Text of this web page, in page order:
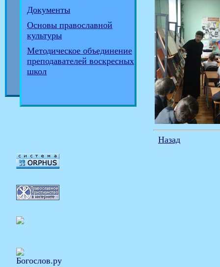
Документы
Основы православной
культуры
Методическое объединение
преподавателей воскресных
школ
Назад